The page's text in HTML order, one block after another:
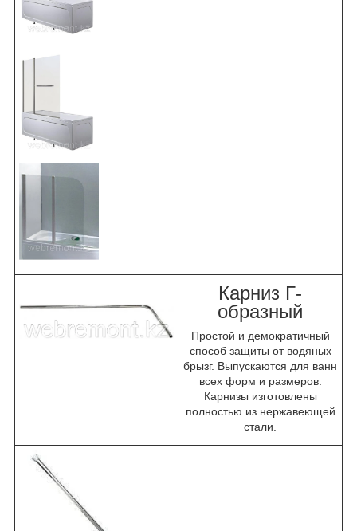
Карниз Г-
образный
Простой и демократичный
способ защиты от водяных
брызг. Выпускаются для ванн
всех форм и размеров.
Карнизы изготовлены
полностью из нержавеющей
стали.